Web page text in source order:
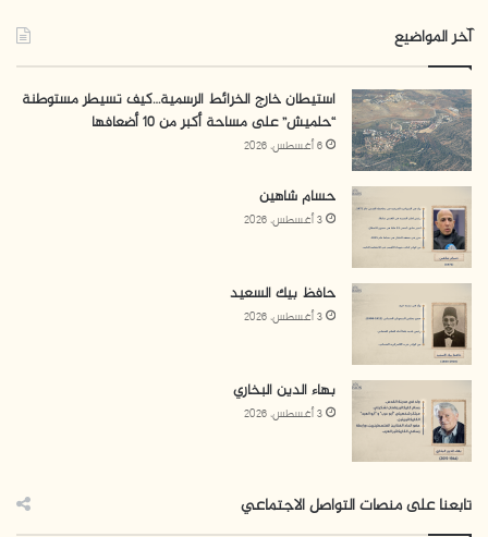
إلى سويسرا بعد الإفراج عنه، كما تم الاعتداء عليه أثناء
مشاركته في محاضرة عن السياسات الإسرائيلية مكث على
إثرها شهرين في المشفى عام 1969، وأثناء إبعاده عن ألمانيا
ولجوئه إلى الجزائر بعث الاحتلال الإسرائيلي طردا ملغوما إلى
مكتب العلاقات الخارجية لحركة فتح وأصيب على إثره إصابة
طفيفة عام 1972.
عبد الله الإفرنجي
آخر المواضيع
استيطان خارج الخرائط الرسمية…كيف تسيطر مستوطنة
“حلميش” على مساحة أكبر من 10 أضعافها
6 أغسطس، 2026
حسام شاهين
3 أغسطس، 2026
حافظ بيك السعيد
3 أغسطس، 2026
بهاء الدين البخاري
3 أغسطس، 2026
تابعنا على منصات التواصل الاجتماعي